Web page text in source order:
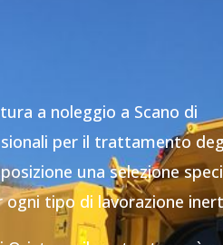
a noleggio a Scano di
per il trattamento
una selezione
tipo di lavorazione